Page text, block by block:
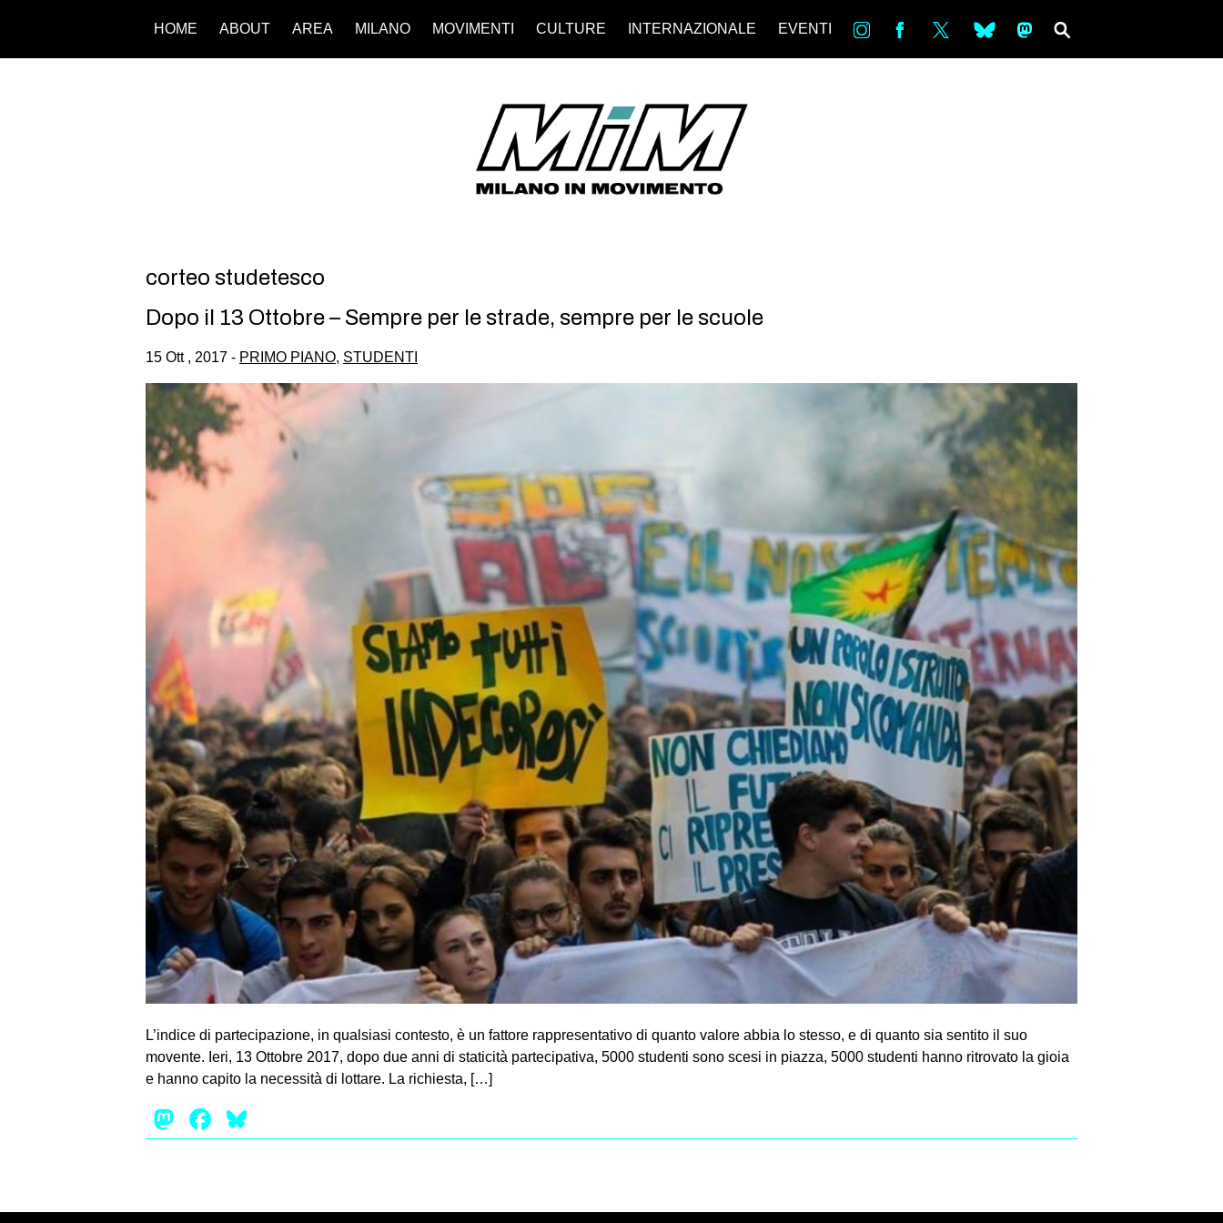
HOME ABOUT AREA MILANO MOVIMENTI CULTURE INTERNAZIONALE EVENTI in bsky ms
corteo studetesco
Dopo il 13 Ottobre – Sempre per le strade, sempre per le scuole
15 Ott , 2017 - PRIMO PIANO, STUDENTI
L’indice di partecipazione, in qualsiasi contesto, è un fattore rappresentativo di quanto valore abbia lo stesso, e di quanto sia sentito il suo
movente. Ieri, 13 Ottobre 2017, dopo due anni di staticità partecipativa, 5000 studenti sono scesi in piazza, 5000 studenti hanno ritrovato la gioia
e hanno capito la necessità di lottare. La richiesta, […]
Mastodon
Facebook